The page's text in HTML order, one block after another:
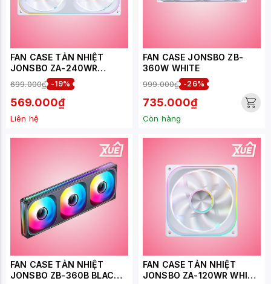
FAN CASE TẢN NHIỆT
JONSBO ZA-240WR
WHITE LED ARGB INFINITY
(CÁNH NGƯỢC)
699.000₫ -19%
569.000₫
Liên hệ
FAN CASE JONSBO ZB-
360W WHITE
999.000₫ -26%
735.000₫
Còn hàng
FAN CASE TẢN NHIỆT
JONSBO ZB-360B BLACK
FAN CASE TẢN NHIỆT
JONSBO ZA-120WR WHITE